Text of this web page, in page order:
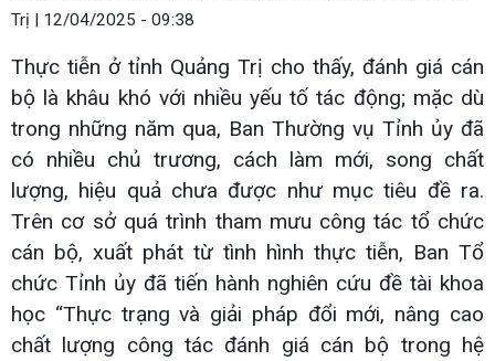
Trị | 12/04/2025 - 09:38
Thực tiễn ở tỉnh Quảng Trị cho thấy, đánh giá cán
bộ là khâu khó với nhiều yếu tố tác động; mặc dù
trong những năm qua, Ban Thường vụ Tỉnh ủy đã
có nhiều chủ trương, cách làm mới, song chất
lượng, hiệu quả chưa được như mục tiêu đề ra.
Trên cơ sở quá trình tham mưu công tác tổ chức
cán bộ, xuất phát từ tình hình thực tiễn, Ban Tổ
chức Tỉnh ủy đã tiến hành nghiên cứu đề tài khoa
học “Thực trạng và giải pháp đổi mới, nâng cao
chất lượng công tác đánh giá cán bộ trong hệ